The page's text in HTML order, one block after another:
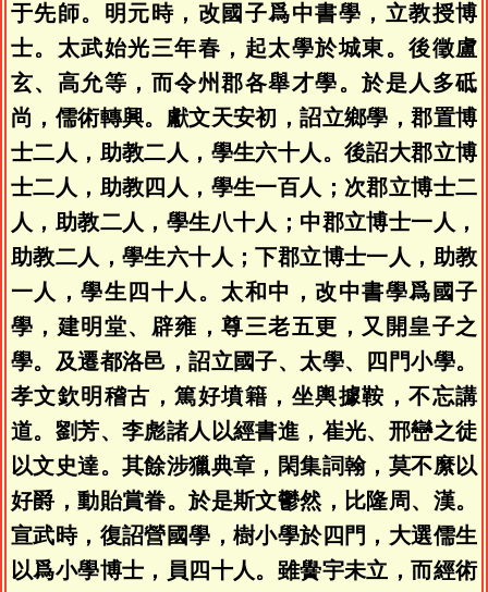
于先師。明元時，改國子爲中書學，立教授博
士。太武始光三年春，起太學於城東。後徵盧
玄、高允等，而令州郡各舉才學。於是人多砥
尚，儒術轉興。獻文天安初，詔立鄉學，郡置博
士二人，助教二人，學生六十人。後詔大郡立博
士二人，助教四人，學生一百人；次郡立博士二
人，助教二人，學生八十人；中郡立博士一人，
助教二人，學生六十人；下郡立博士一人，助教
一人，學生四十人。太和中，改中書學爲國子
學，建明堂、辟雍，尊三老五更，又開皇子之
學。及遷都洛邑，詔立國子、太學、四門小學。
孝文欽明稽古，篤好墳籍，坐輿據鞍，不忘講
道。劉芳、李彪諸人以經書進，崔光、邢巒之徒
以文史達。其餘涉獵典章，閑集詞翰，莫不縻以
好爵，動貽賞眷。於是斯文鬱然，比隆周、漢。
宣武時，復詔營國學，樹小學於四門，大選儒生
以爲小學博士，員四十人。雖黌宇未立，而經術